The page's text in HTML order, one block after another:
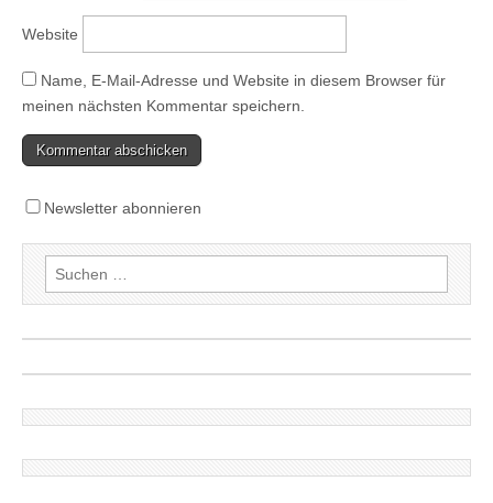
Website
Name, E-Mail-Adresse und Website in diesem Browser für
meinen nächsten Kommentar speichern.
Newsletter abonnieren
Suchen
nach: